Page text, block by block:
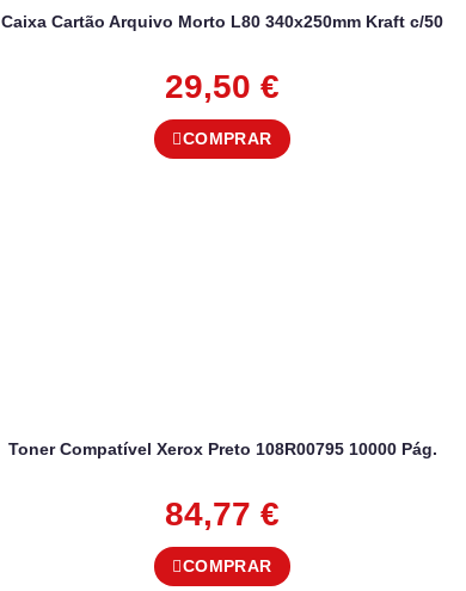
Caixa Cartão Arquivo Morto L80 340x250mm Kraft c/50
29,50 €
COMPRAR
Toner Compatível Xerox Preto 108R00795 10000 Pág.
84,77 €
COMPRAR